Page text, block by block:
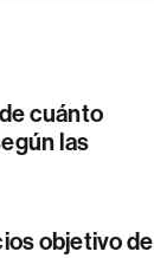
cuánto
las
objetivo de